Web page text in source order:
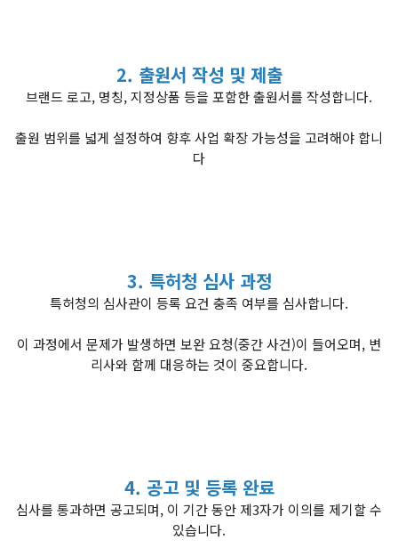
2. 출원서 작성 및 제출
브랜드 로고, 명칭, 지정상품 등을 포함한 출원서를 작성합니다.
출원 범위를 넓게 설정하여 향후 사업 확장 가능성을 고려해야 합니
다
3. 특허청 심사 과정
특허청의 심사관이 등록 요건 충족 여부를 심사합니다.
이 과정에서 문제가 발생하면 보완 요청(중간 사건)이 들어오며, 변
리사와 함께 대응하는 것이 중요합니다.
4. 공고 및 등록 완료
심사를 통과하면 공고되며, 이 기간 동안 제3자가 이의를 제기할 수
있습니다.